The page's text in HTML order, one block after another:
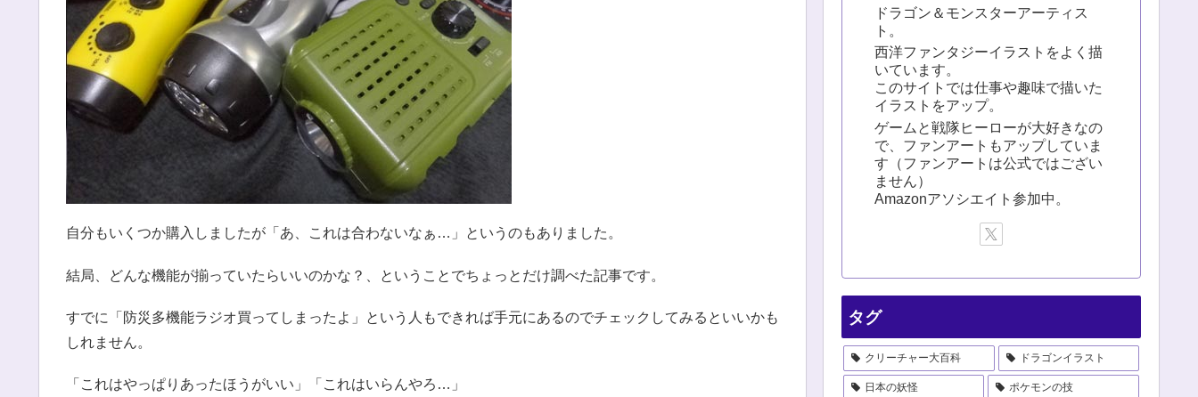
自分もいくつか購入しましたが「あ、これは合わないなぁ…」というのもありました。
結局、どんな機能が揃っていたらいいのかな？、ということでちょっとだけ調べた記事です。
すでに「防災多機能ラジオ買ってしまったよ」という人もできれば手元にあるのでチェックしてみるといいかも
しれません。
「これはやっぱりあったほうがいい」「これはいらんやろ…」
ドラゴン＆モンスターアーティス
ト。
西洋ファンタジーイラストをよく描
いています。
このサイトでは仕事や趣味で描いた
イラストをアップ。
ゲームと戦隊ヒーローが大好きなの
で、ファンアートもアップしていま
す（ファンアートは公式ではござい
ません）
Amazonアソシエイト参加中。
タグ
クリーチャー大百科 ドラゴンイラスト
日本の妖怪 ポケモンの技